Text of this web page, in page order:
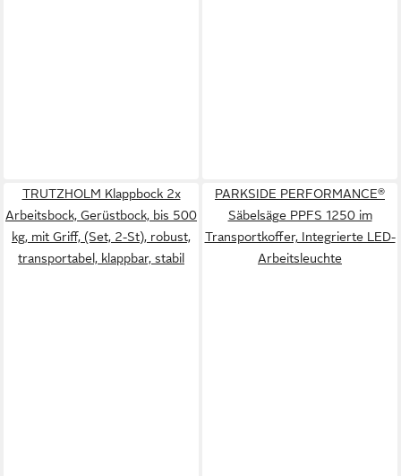
TRUTZHOLM Klappbock 2x
Arbeitsbock, Gerüstbock, bis 500
kg, mit Griff, (Set, 2-St), robust,
transportabel, klappbar, stabil
PARKSIDE PERFORMANCE®
Säbelsäge PPFS 1250 im
Transportkoffer, Integrierte LED-
Arbeitsleuchte